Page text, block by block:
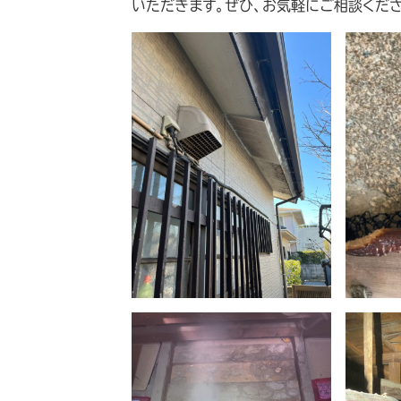
いただきます。ぜひ、お気軽にご相談くだ